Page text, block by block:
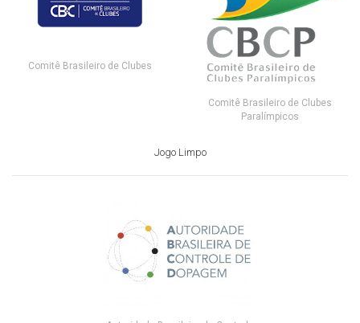
Comitê Brasileiro de Clubes
Comitê Brasileiro de Clubes
Paralímpicos
Jogo Limpo